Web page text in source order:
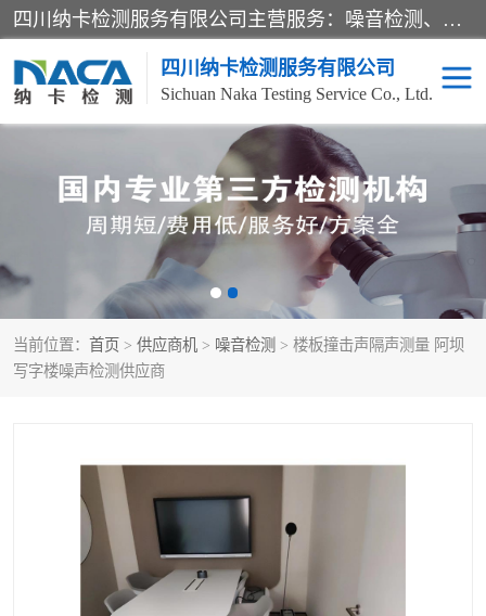
四川纳卡检测服务有限公司主营服务：噪音检测、灯光检测、防护网检测、磁性检测、无损检测、燃烧等级检测；本着严谨、规范的态度严格执行国家现行标准、规范及规程，奉行“科学公正、准确、持续改进、诚信服务”的企业价值和“科学、信誉、服务”的企业宗旨，竭诚为广大客户服务。
四川纳卡检测服务有限公司
Sichuan Naka Testing Service Co., Ltd.
当前位置： 首页 > 供应商机 > 噪音检测 > 楼板撞击声隔声测量 阿坝
写字楼噪声检测供应商
噪音检测 灯光检测
防护网检测 磁性检测
燃烧等级检测
可靠性检测 产品检测